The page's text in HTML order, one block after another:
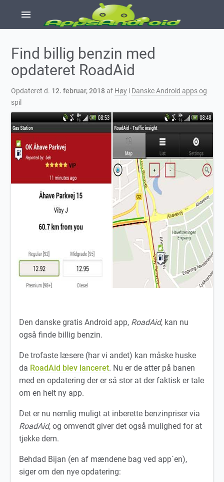
menu
Find billig benzin med
opdateret RoadAid
Opdateret d. 12. februar, 2018 af Høy i Danske Android apps og
spil
Den danske gratis Android app, RoadAid, kan nu
også finde billig benzin.
De trofaste læsere (har vi andet) kan måske huske
da RoadAid blev lanceret. Nu er de atter på banen
med en opdatering der er så stor at der faktisk er tale
om en helt ny app.
Det er nu nemlig muligt at inberette benzinpriser via
RoadAid, og omvendt giver det også mulighed for at
tjekke dem.
Behdad Bijan (en af mændene bag ved app`en),
siger om den nye opdatering: